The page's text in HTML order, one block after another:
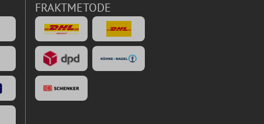
FRAKTMETODE